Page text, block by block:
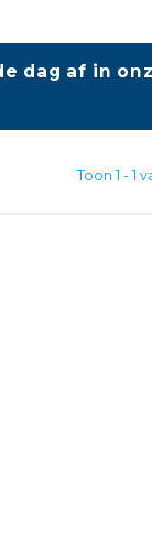
dag af in
Toon 1 - 1